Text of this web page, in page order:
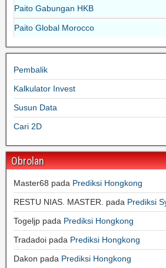
Paito Gabungan HKB
Paito Global Morocco
Pembalik
Kalkulator Invest
Susun Data
Cari 2D
Obrolan
Master68 pada Prediksi Hongkong
RESTU NIAS. MASTER.
pada Prediksi
Togeljp pada Prediksi Hongkong
Tradadoi pada Prediksi Hongkong
Dakon pada Prediksi Hongkong